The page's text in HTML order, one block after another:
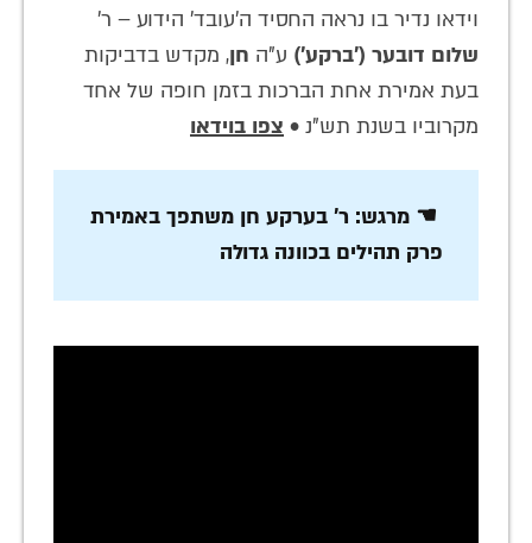
וידאו נדיר בו נראה החסיד ה'עובד' הידוע – ר'
שלום דובער ('ברקע') ע"ה חן, מקדש בדביקות
בעת אמירת אחת הברכות בזמן חופה של אחד
מקרוביו בשנת תש"נ • צפו בוידאו
☚ מרגש: ר' בערקע חן משתפך באמירת
פרק תהילים בכוונה גדולה